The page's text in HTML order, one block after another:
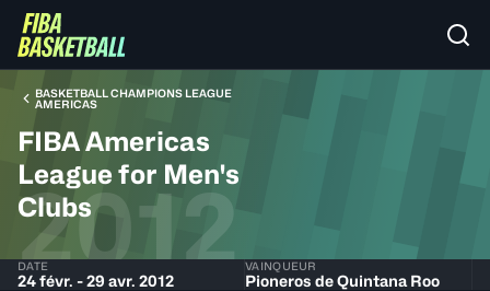
BASKETBALL CHAMPIONS LEAGUE
AMERICAS
FIBA Americas
League for Men's
Clubs
2012
DATE
24 févr. - 29 avr. 2012
VAINQUEUR
Pioneros de Quintana Roo